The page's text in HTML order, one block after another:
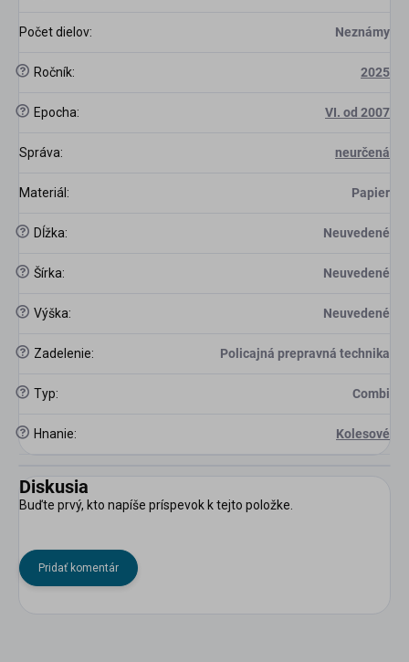
Počet dielov: Neznámy
? Ročník: 2025
? Epocha: VI. od 2007
Správa: neurčená
Materiál : Papier
? Dĺžka: Neuvedené
? Šírka: Neuvedené
? Výška: Neuvedené
? Zadelenie: Policajná prepravná technika
? Typ: Combi
? Hnanie: Kolesové
Diskusia
Buďte prvý, kto napíše príspevok k tejto položke.
Pridať komentár